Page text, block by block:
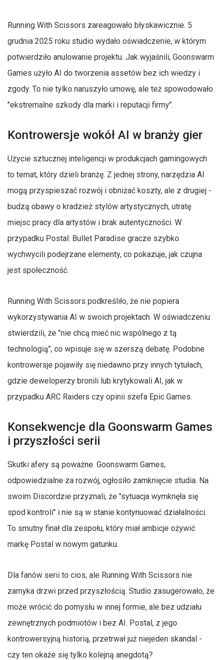
Running With Scissors zareagowało błyskawicznie. 5
grudnia 2025 roku studio wydało oświadczenie, w którym
potwierdziło anulowanie projektu. Jak wyjaśnili, Goonswarm
Games użyło AI do tworzenia assetów bez ich wiedzy i
zgody. To nie tylko naruszyło umowę, ale też spowodowało
"ekstremalne szkody dla marki i reputacji firmy".
Kontrowersje wokół AI w branży gier
Użycie sztucznej inteligencji w produkcjach gamingowych
to temat, który dzieli branżę. Z jednej strony, narzędzia AI
mogą przyspieszać rozwój i obniżać koszty, ale z drugiej -
budzą obawy o kradzież stylów artystycznych, utratę
miejsc pracy dla artystów i brak autentyczności. W
przypadku Postal: Bullet Paradise gracze szybko
wychwycili podejrzane elementy, co pokazuje, jak czujna
jest społeczność.
Running With Scissors podkreśliło, że nie popiera
wykorzystywania AI w swoich projektach. W oświadczeniu
stwierdzili, że "nie chcą mieć nic wspólnego z tą
technologią", co wpisuje się w szerszą debatę. Podobne
kontrowersje pojawiły się niedawno przy innych tytułach,
gdzie deweloperzy bronili lub krytykowali AI, jak w
przypadku ARC Raiders czy opinii szefa Epic Games.
Konsekwencje dla Goonswarm Games
i przyszłości serii
Skutki afery są poważne. Goonswarm Games,
odpowiedzialne za rozwój, ogłosiło zamknięcie studia. Na
swoim Discordzie przyznali, że "sytuacja wymknęła się
spod kontroli" i nie są w stanie kontynuować działalności.
To smutny finał dla zespołu, który miał ambicje ożywić
markę Postal w nowym gatunku.
Dla fanów serii to cios, ale Running With Scissors nie
zamyka drzwi przed przyszłością. Studio zasugerowało, że
może wrócić do pomysłu w innej formie, ale bez udziału
zewnętrznych podmiotów i bez AI. Postal, z jego
kontrowersyjną historią, przetrwał już niejeden skandal -
czy ten okaże się tylko kolejną anegdotą?